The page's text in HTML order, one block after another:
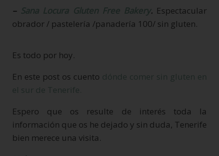
– Sana Locura Gluten Free Bakery. Espectacular
obrador / pastelería /panadería 100/ sin gluten.
Es todo por hoy.
En este post os cuento dónde comer sin gluten en
el sur de Tenerife.
Espero que os resulte de interés toda la
información que os he dejado y sin duda, Tenerife
bien merece una visita.